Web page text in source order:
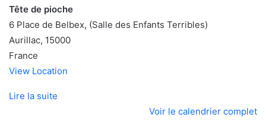
sociétés
Tête de pioche
6 Place de Belbex (Salle des Enfants Terribles)
Aurillac, 15000
France
View Location
Lire la suite
Voir le calendrier complet